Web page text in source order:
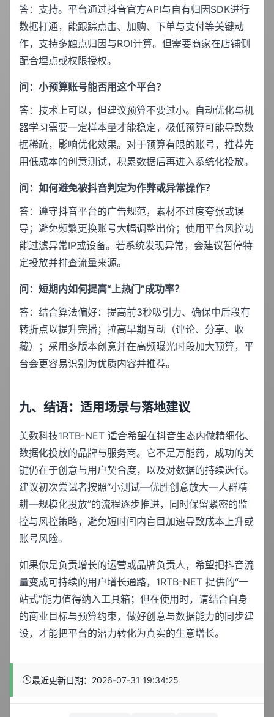
答：支持。平台通过抖音官方API与自有归因SDK进行
数据打通，能跟踪点击、加购、下单与支付等关键动
作，支持多触点归因与ROI计算。但需要商家在店铺侧
配合埋点或权限授权。
问：小预算账号能否用这个平台？
答：技术上可以，但建议预算不要过小。自动优化与机
器学习需要一定样本量才能稳定，极低预算可能导致数
据稀疏，影响优化效果。对于预算有限的账号，推荐先
用低成本的创意测试，积累数据后再进入系统化投放。
问：如何避免被抖音判定为作弊或异常操作？
答：遵守抖音平台的广告规范，素材不过度夸张或误
导；避免频繁更换账号大幅调整出价；使用平台风控功
能过滤异常IP或设备。若系统发现异常，会建议暂停特
定投放并排查流量来源。
问：短期内如何提高“上热门”成功率？
答：结合算法偏好：提高前3秒吸引力、确保中后段有
转折点以提升完播；拉高早期互动（评论、分享、收
藏）；采用多版本创意并在高频曝光时段加大预算，平
台会更容易识别为优质内容并推荐。
九、结语：适用场景与落地建议
美数科技1RTB-NET 适合希望在抖音生态内做精细化、
数据化投放的品牌与服务商。它不是万能药，成功的关
键仍在于创意与用户契合度，以及对数据的持续迭代。
建议初次尝试者按照“小测试—优胜创意放大—人群精
耕—规模化投放”的流程逐步推进，同时保留紧密的监
控与风控策略，避免短时间内盲目加速导致成本上升或
账号风险。
如果你是负责增长的运营或品牌负责人，希望把抖音流
量变成可持续的用户增长通路，1RTB-NET 提供的“一
站式”能力值得纳入工具箱；但在使用时，请结合自身
的商业目标与预算约束，做好创意与数据能力的同步建
设，才能把平台的潜力转化为真实的生意增长。
最近更新日期：2026-07-31 19:34:25